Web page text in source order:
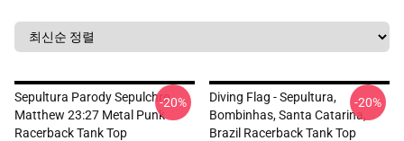
Sepultura Parody Sepulchre
Matthew 23:27 Metal Punk
Racerback Tank Top
-20%
Diving Flag - Sepultura,
Bombinhas, Santa Catarina,
Brazil Racerback Tank Top
-20%